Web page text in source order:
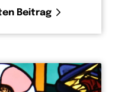
Beitrag